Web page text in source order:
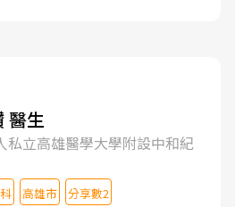
醫生
私立高雄醫學大學附設中和紀
高雄市 分享數2